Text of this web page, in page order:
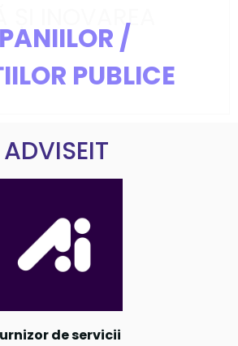
ȘI INOVAREA
/
PUBLICE
ADVISEIT
de servicii